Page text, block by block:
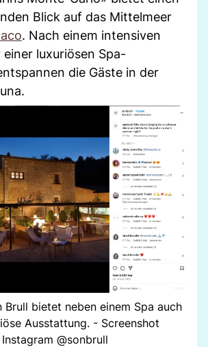
Blick auf das Mittelmeer
. Nach einem intensiven
luxuriösen Spa-
die Gäste in der
Brull bietet neben einem Spa auch
Ausstattung. - Screenshot
Instagram @sonbrull